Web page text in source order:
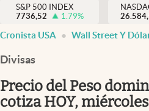
DÓLAR
Inmigración
Espiritual
S&P 500 INDEX
7736,52
1.79%
Cronista USA Wall Street Y
Divisas
Precio del Peso
cotiza HOY,